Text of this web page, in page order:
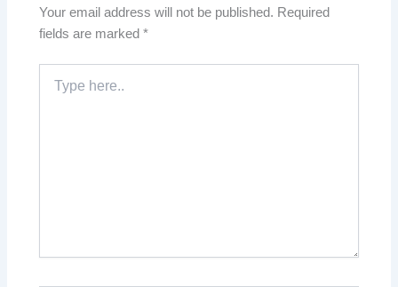
Your email address will not be published. Required
fields are marked*
here..